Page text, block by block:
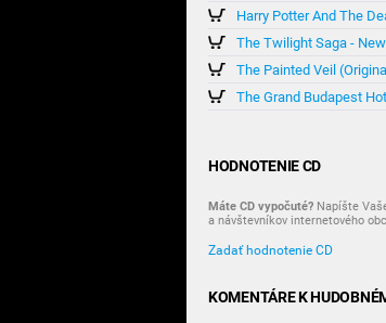
The Twilight Saga -
The Painted Veil
The Grand Budapest
HODNOTENIE CD
Máte CD vypočuté? Napíšte
a návštevníkov internetového
Zadať hodnotenie CD
KOMENTÁRE K